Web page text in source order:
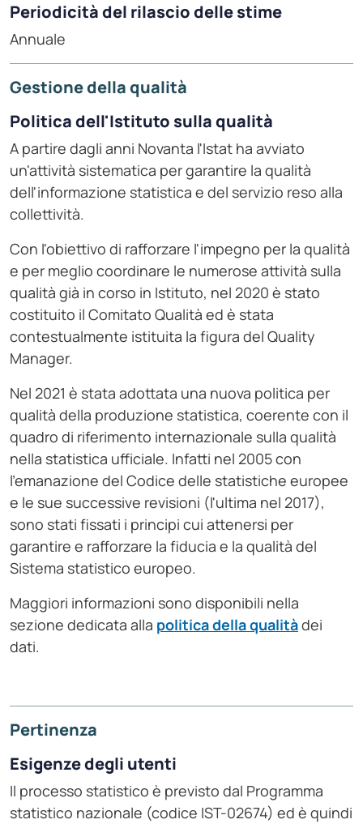
Periodicità del rilascio delle stime
Annuale
Gestione della qualità
Politica dell'Istituto sulla qualità
A partire dagli anni Novanta l'Istat ha avviato
un'attività sistematica per garantire la qualità
dell'informazione statistica e del servizio reso alla
collettività.
Con l'obiettivo di rafforzare l'impegno per la qualità
e per meglio coordinare le numerose attività sulla
qualità già in corso in Istituto, nel 2020 è stato
costituito il Comitato Qualità ed è stata
contestualmente istituita la figura del Quality
Manager.
Nel 2021 è stata adottata una nuova politica per
qualità della produzione statistica, coerente con il
quadro di riferimento internazionale sulla qualità
nella statistica ufficiale. Infatti nel 2005 con
l'emanazione del Codice delle statistiche europee
e le sue successive revisioni (l'ultima nel 2017),
sono stati fissati i principi cui attenersi per
garantire e rafforzare la fiducia e la qualità del
Sistema statistico europeo.
Maggiori informazioni sono disponibili nella
sezione dedicata alla politica della qualitàdei
dati.
Pertinenza
Esigenze degli utenti
Il processo statistico è previsto dal Programma
statistico nazionale (codice IST-02674) ed è quindi